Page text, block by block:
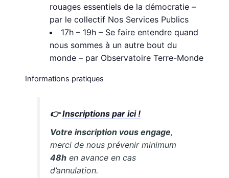
rouages essentiels de la démocratie –
par le collectif Nos Services Publics
17h – 19h – Se faire entendre quand
nous sommes à un autre bout du
monde – par Observatoire Terre-Monde
Informations pratiques
👉Inscriptions par ici !
Votre inscription vous engage,
merci de nous prévenir minimum
48h en avance en cas
d’annulation.